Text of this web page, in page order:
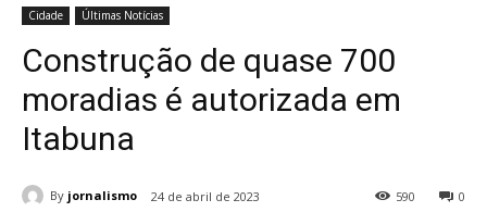
Cidade Últimas Notícias
Construção de quase 700
moradias é autorizada em
Itabuna
By jornalismo 24 de abril de 2023 0
590